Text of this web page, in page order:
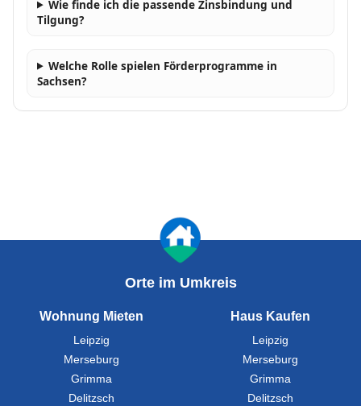
Wie finde ich die passende Zinsbindung und
Tilgung?
Welche Rolle spielen Förderprogramme in
Sachsen?
Orte im Umkreis
Wohnung Mieten
Leipzig
Merseburg
Grimma
Delitzsch
Haus Kaufen
Leipzig
Merseburg
Grimma
Delitzsch